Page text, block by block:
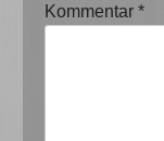
Kommentar*